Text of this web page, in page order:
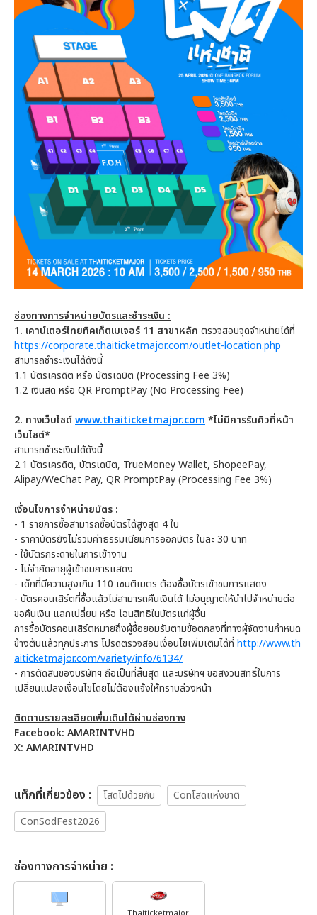
ช่องทางการจำหน่ายบัตรและชำระเงิน :
1. เคาน์เตอร์ไทยทิคเก็ตเมเจอร์ 11 สาขาหลัก ตรวจสอบจุดจำหน่ายได้ที่
https://corporate.thaiticketmajor.com/outlet-location.php
สามารถชำระเงินได้ดังนี้
1.1 บัตรเครดิต หรือ บัตรเดบิต (Processing Fee 3%)
1.2 เงินสด หรือ QR PromptPay (No Processing Fee)
2. ทางเว็บไซต์www.thaiticketmajor.com *ไม่มีการรันคิวที่หน้า
เว็บไซต์*
สามารถชำระเงินได้ดังนี้
2.1 บัตรเครดิต, บัตรเดบิต, TrueMoney Wallet, ShopeePay,
Alipay/WeChat Pay, QR PromptPay (Processing Fee 3%)
เงื่อนไขการจำหน่ายบัตร :
- 1 รายการซื้อสามารถซื้อบัตรได้สูงสุด 4 ใบ
- ราคาบัตรยังไม่รวมค่าธรรมเนียมการออกบัตร ใบละ 30 บาท
- ใช้บัตรกระดาษในการเข้างาน
- ไม่จำกัดอายุผู้เข้าชมการแสดง
- เด็กที่มีความสูงเกิน 110 เซนติเมตร ต้องซื้อบัตรเข้าชมการแสดง
- บัตรคอนเสิร์ตที่ซื้อแล้วไม่สามารถคืนเงินได้ ไม่อนุญาตให้นำไปจำหน่ายต่อ
ขอคืนเงิน แลกเปลี่ยน หรือ โอนสิทธิในบัตรแก่ผู้อื่น
การซื้อบัตรคอนเสิร์ตหมายถึงผู้ซื้อยอมรับตามข้อตกลงที่ทางผู้จัดงานกำหนด
ข้างต้นแล้วทุกประการ โปรดตรวจสอบเงื่อนไขเพิ่มเติมได้ที่ http://www.th
aiticketmajor.com/variety/info/6134/
- การตัดสินของบริษัทฯ ถือเป็นที่สิ้นสุด และบริษัทฯ ขอสงวนสิทธิ์ในการ
เปลี่ยนแปลงเงื่อนไขโดยไม่ต้องแจ้งให้ทราบล่วงหน้า
ติดตามรายละเอียดเพิ่มเติมได้ผ่านช่องทาง
Facebook: AMARINTVHD
X: AMARINTVHD
เเท็กที่เกี่ยวข้อง : โสดไปด้วยกัน
Conโสดแห่งชาติ
ConSodFest2026
ช่องทางการจำหน่าย :